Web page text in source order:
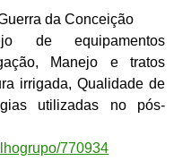
da Conceição
de equipamentos
Manejo e tratos
irrigada, Qualidade de
utilizadas no pós-
770934